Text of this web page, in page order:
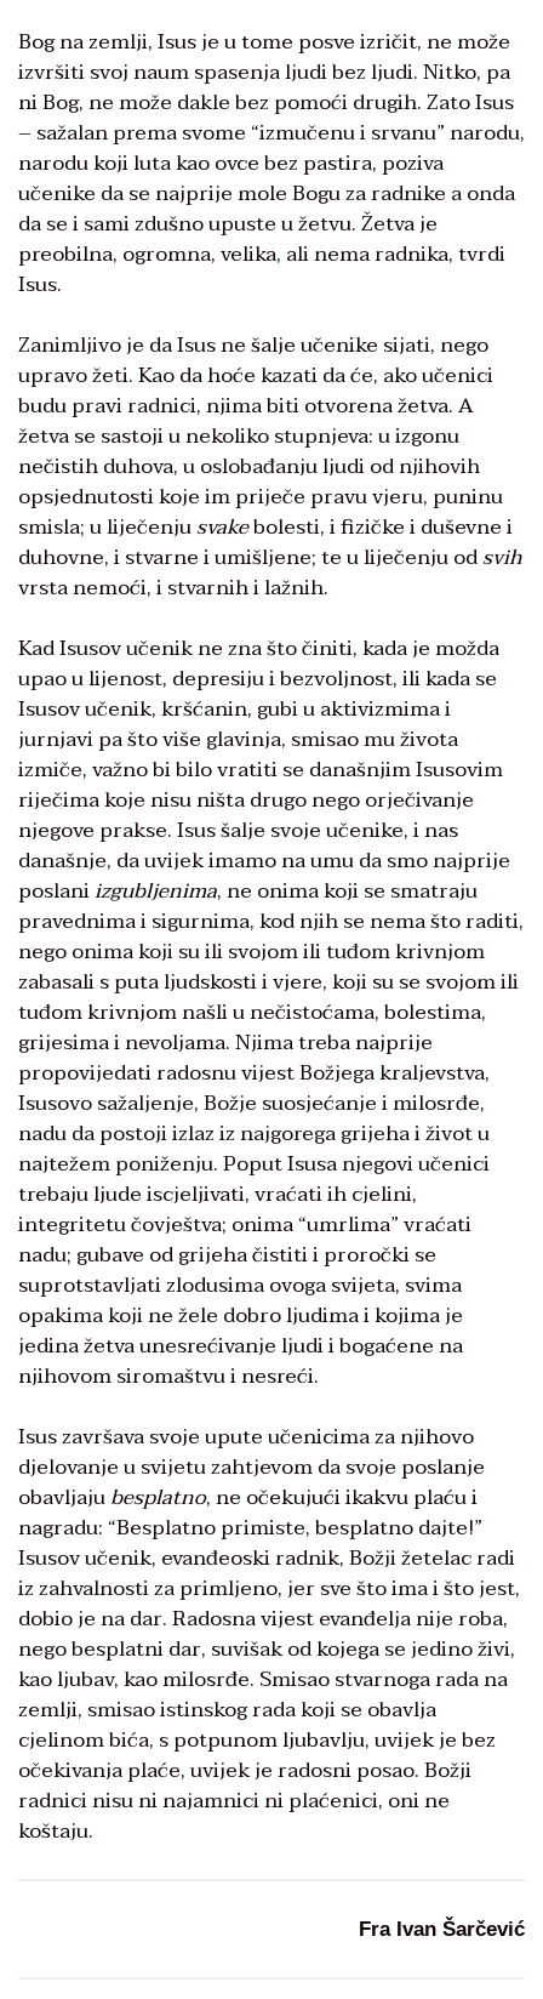
Bog na zemlji, Isus je u tome posve izričit, ne može
izvršiti svoj naum spasenja ljudi bez ljudi. Nitko, pa
ni Bog, ne može dakle bez pomoći drugih. Zato Isus
– sažalan prema svome “izmučenu i srvanu” narodu,
narodu koji luta kao ovce bez pastira, poziva
učenike da se najprije mole Bogu za radnike a onda
da se i sami zdušno upuste u žetvu. Žetva je
preobilna, ogromna, velika, ali nema radnika, tvrdi
Isus.
Zanimljivo je da Isus ne šalje učenike sijati, nego
upravo žeti. Kao da hoće kazati da će, ako učenici
budu pravi radnici, njima biti otvorena žetva. A
žetva se sastoji u nekoliko stupnjeva: u izgonu
nečistih duhova, u oslobađanju ljudi od njihovih
opsjednutosti koje im priječe pravu vjeru, puninu
smisla; u liječenjusvakebolesti, i fizičke i duševne i
duhovne, i stvarne i umišljene; te u liječenju odsvih
vrsta nemoći, i stvarnih i lažnih.
Kad Isusov učenik ne zna što činiti, kada je možda
upao u lijenost, depresiju i bezvoljnost, ili kada se
Isusov učenik, kršćanin, gubi u aktivizmima i
jurnjavi pa što više glavinja, smisao mu života
izmiče, važno bi bilo vratiti se današnjim Isusovim
riječima koje nisu ništa drugo nego orječivanje
njegove prakse. Isus šalje svoje učenike, i nas
današnje, da uvijek imamo na umu da smo najprije
poslaniizgubljenima, ne onima koji se smatraju
pravednima i sigurnima, kod njih se nema što raditi,
nego onima koji su ili svojom ili tuđom krivnjom
zabasali s puta ljudskosti i vjere, koji su se svojom ili
tuđom krivnjom našli u nečistoćama, bolestima,
grijesima i nevoljama. Njima treba najprije
propovijedati radosnu vijest Božjega kraljevstva,
Isusovo sažaljenje, Božje suosjećanje i milosrđe,
nadu da postoji izlaz iz najgorega grijeha i život u
najtežem poniženju. Poput Isusa njegovi učenici
trebaju ljude iscjeljivati, vraćati ih cjelini,
integritetu čovještva; onima “umrlima” vraćati
nadu; gubave od grijeha čistiti i proročki se
suprotstavljati zlodusima ovoga svijeta, svima
opakima koji ne žele dobro ljudima i kojima je
jedina žetva unesrećivanje ljudi i bogaćene na
njihovom siromaštvu i nesreći.
Isus završava svoje upute učenicima za njihovo
djelovanje u svijetu zahtjevom da svoje poslanje
obavljajubesplatno, ne očekujući ikakvu plaću i
nagradu: “Besplatno primiste, besplatno dajte!”
Isusov učenik, evanđeoski radnik, Božji žetelac radi
iz zahvalnosti za primljeno, jer sve što ima i što jest,
dobio je na dar. Radosna vijest evanđelja nije roba,
nego besplatni dar, suvišak od kojega se jedino živi,
kao ljubav, kao milosrđe. Smisao stvarnoga rada na
zemlji, smisao istinskog rada koji se obavlja
cjelinom bića, s potpunom ljubavlju, uvijek je bez
očekivanja plaće, uvijek je radosni posao. Božji
radnici nisu ni najamnici ni plaćenici, oni ne
koštaju.
Fra Ivan Šarčević